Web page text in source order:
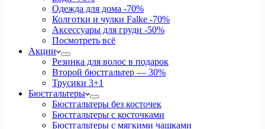
Одежда для дома -70%
Колготки и чулки Falke -70%
Аксессуары для груди -50%
Посмотреть всё
Акции
Резинка для волос в подарок
Второй бюстгальтер — 30%
Трусики 3+1
Бюстгальтеры
Бюстгальтеры без косточек
Бюстгальтеры с косточками
Бюстгальтеры с мягкими чашками